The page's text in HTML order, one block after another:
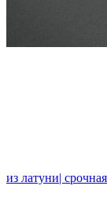
из латуни|